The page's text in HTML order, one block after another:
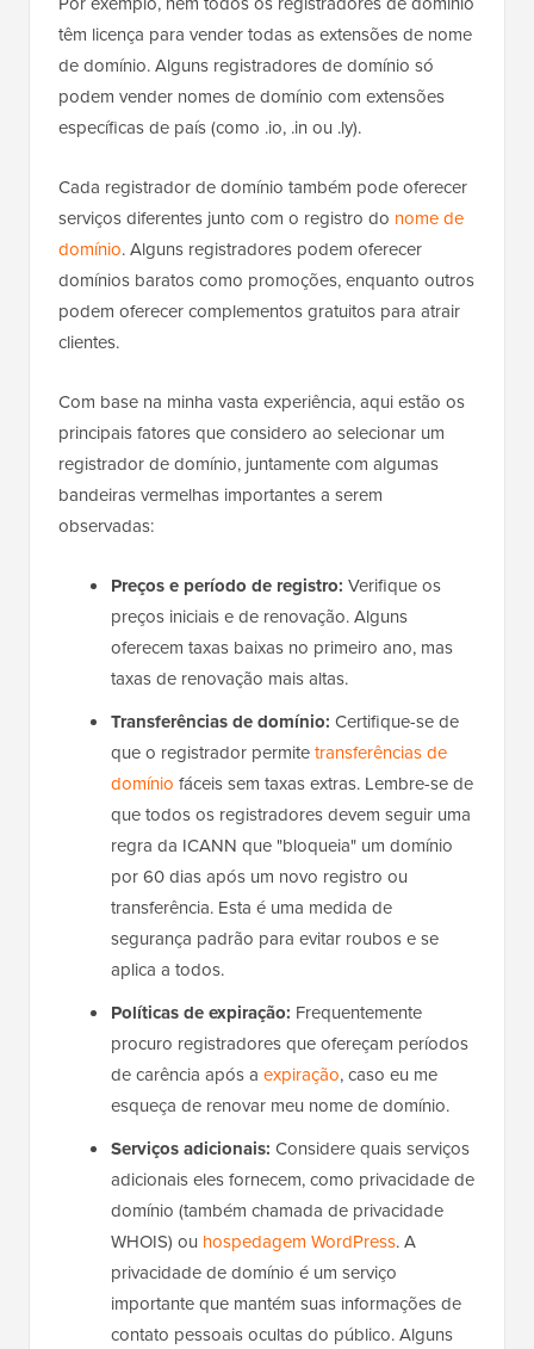
têm licença para vender todas as extensões de nome
de domínio. Alguns registradores de domínio só
podem vender nomes de domínio com extensões
específicas de país (como .io, .in ou .ly).
Cada registrador de domínio também pode oferecer
serviços diferentes junto com o registro do nome de
domínio. Alguns registradores podem oferecer
domínios baratos como promoções, enquanto outros
podem oferecer complementos gratuitos para atrair
clientes.
Com base na minha vasta experiência, aqui estão os
principais fatores que considero ao selecionar um
registrador de domínio, juntamente com algumas
bandeiras vermelhas importantes a serem
observadas:
Preços e período de registro: Verifique os
preços iniciais e de renovação. Alguns
oferecem taxas baixas no primeiro ano, mas
taxas de renovação mais altas.
Transferências de domínio: Certifique-se de
que o registrador permitetransferências de
domínio fáceis sem taxas extras. Lembre-se de
que todos os registradores devem seguir uma
regra da ICANN que "bloqueia" um domínio
por 60 dias após um novo registro ou
transferência. Esta é uma medida de
segurança padrão para evitar roubos e se
aplica a todos.
Políticas de expiração: Frequentemente
procuro registradores que ofereçam períodos
de carência após a expiração, caso eu me
esqueça de renovar meu nome de domínio.
Serviços adicionais: Considere quais serviços
adicionais eles fornecem, como privacidade de
domínio (também chamada de privacidade
WHOIS) ou hospedagem WordPress. A
privacidade de domínio é um serviço
importante que mantém suas informações de
contato pessoais ocultas do público. Alguns